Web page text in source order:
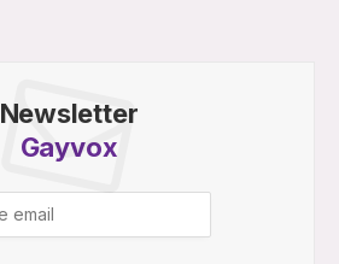
Newsletter
Gayvox